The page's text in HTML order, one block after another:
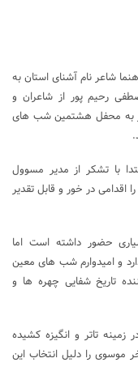
شاعر نام آشنای استان به
رحیم پور از شاعران و
به محفل هشتمین شب های
با تشکر از مدیر مسوول
اقدامی در خور و قابل تقدیر
حضور داشته است اما
و امیدوارم شب های معین
تاریخ شفایی چهره ها و
تاتر و انگیزه کشیده
موسوی را دلیل انتخاب این